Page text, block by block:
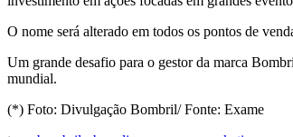
O nome será alterado em todos os pontos de
Um grande desafio para o gestor da marca
mundial.
(*) Foto: Divulgação Bombril/ Fonte: Exame